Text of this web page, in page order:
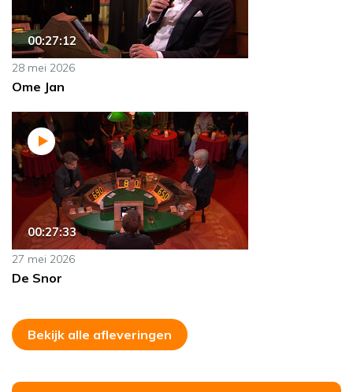
00:27:12
28 mei 2026
Ome Jan
00:27:33
27 mei 2026
De Snor
Bekijk alle afleveringen